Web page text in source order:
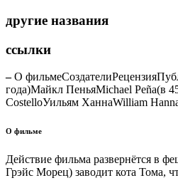
другие названия
ссылки
–О фильме
года)Майкл ПеньяMichael Peña(в
CostelloУильям ХаннаWilliam
О фильме
Действие фильма развернётся в
Грэйс Морец) заводит кота Тома,